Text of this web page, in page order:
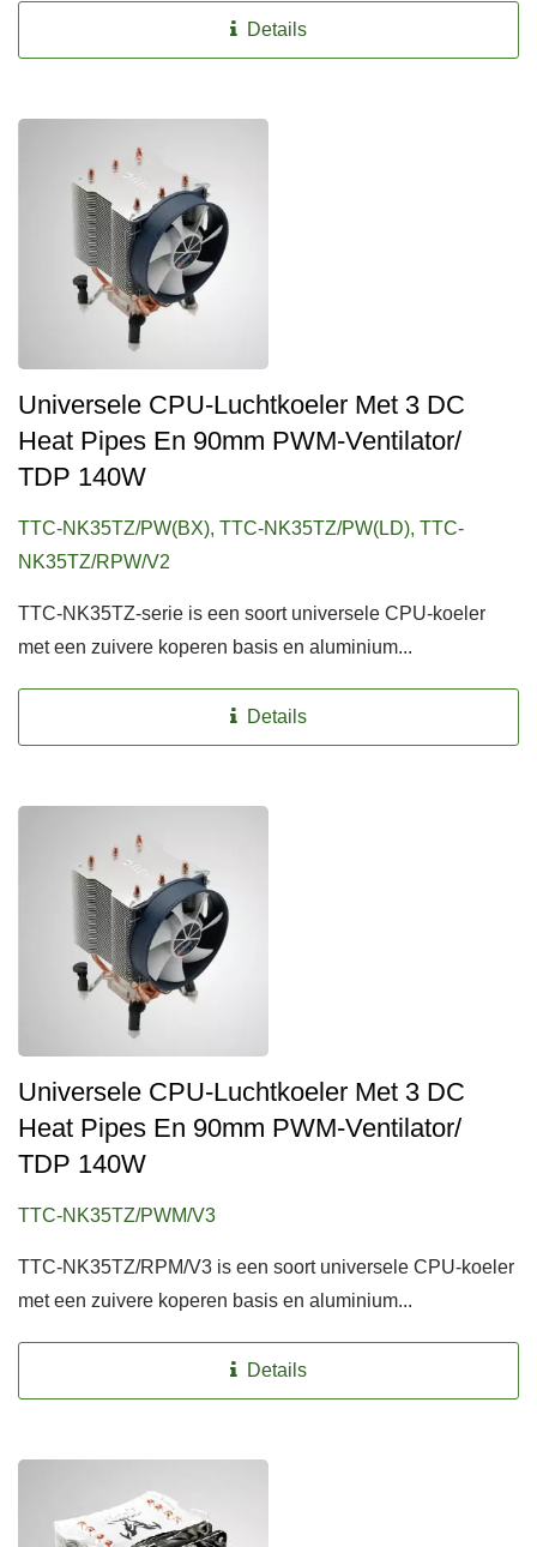
Details
Universele CPU-Luchtkoeler Met 3 DC
Heat Pipes En 90mm PWM-Ventilator/
TDP 140W
TTC-NK35TZ/PW(BX), TTC-NK35TZ/PW(LD), TTC-
NK35TZ/RPW/V2
TTC-NK35TZ-serie is een soort universele CPU-koeler
met een zuivere koperen basis en aluminium...
Details
Universele CPU-Luchtkoeler Met 3 DC
Heat Pipes En 90mm PWM-Ventilator/
TDP 140W
TTC-NK35TZ/PWM/V3
TTC-NK35TZ/RPM/V3 is een soort universele CPU-koeler
met een zuivere koperen basis en aluminium...
Details